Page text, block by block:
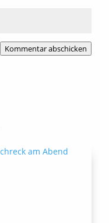
Kommentar abschicken